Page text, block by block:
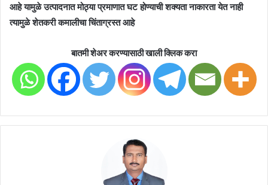
आहे यामुळे उत्पादनात मोठ्या प्रमाणात घट‌ होण्याची शक्यता नाकारता येत नाही
त्यामुळे शेतकरी कमालीचा चिंताग्रस्त आहे
बातमी शेअर करण्यासाठी खाली क्लिक करा